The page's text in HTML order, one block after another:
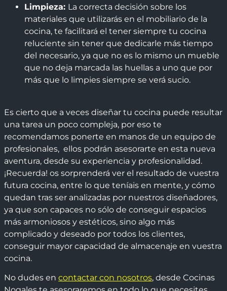
Limpieza: La correcta decisión sobre los
materiales que utilizarás en el mobiliario de la
cocina, te facilitará el tener siempre tu cocina
reluciente sin tener que dedicarle más tiempo
del necesario, ya que no es lo mismo un mueble
que no deja marcada las huellas a uno que por
más que lo limpies siempre se verá sucio.
Es cierto que a veces diseñar tu cocina puede resultar
una tarea un poco compleja, por eso te
recomendamos ponerte en manos de un equipo de
profesionales, ellos podrán asesorarte en esta nueva
aventura, desde su experiencia y profesionalidad.
¡Recuerda! os sorprenderá ver el resultado de vuestra
futura cocina, entre lo que teníais en mente, y cómo
quedan tras ser analizadas por nuestros diseñadores,
ya que son capaces no sólo de conseguir espacios
más armoniosos y estéticos, sino algo más
complicado y deseado por todos los clientes,
conseguir mayor capacidad de almacenaje en vuestra
cocina.
No dudes en contactar con nosotros, desde Cocinas